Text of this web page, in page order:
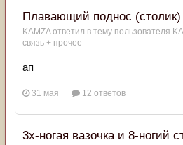
Плавающий поднос
KAMZAответил в тему пользователя
связь + прочее
ап
31 мая 12 ответов
3х-ногая вазочка и 8-ногий